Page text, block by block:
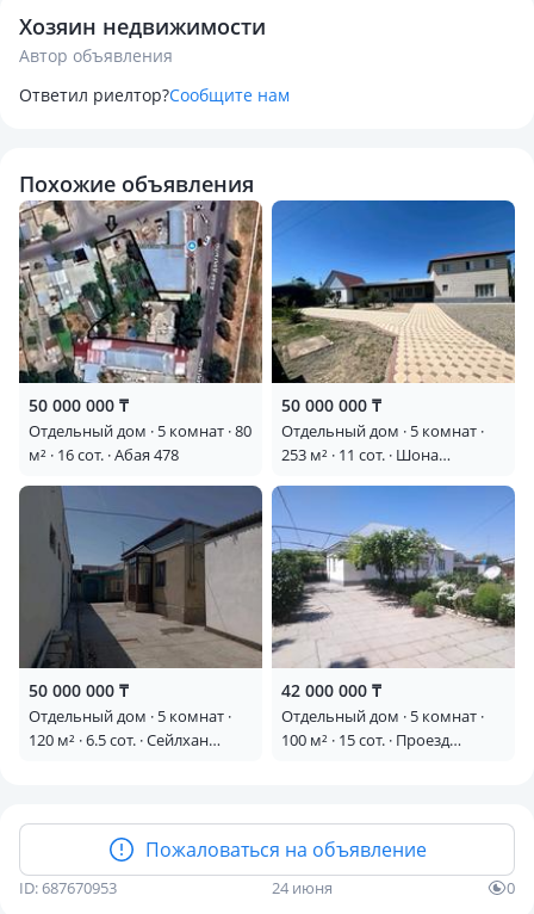
Хозяин недвижимости
Автор объявления
Ответил риелтор?Сообщите нам
Похожие объявления
50 000 000 ₸
Отдельный дом · 5 комнат · 80
м² · 16 сот. · Абая 478
50 000 000 ₸
Отдельный дом · 5 комнат ·
253 м² · 11 сот. · Шона
50 000 000 ₸
Отдельный дом · 5 комнат ·
120 м² · 6.5 сот. · Сейлхан
42 000 000 ₸
Отдельный дом · 5 комнат ·
100 м² · 15 сот. · Проезд
Пожаловаться на объявление
ID: 687670953 24 июня 0